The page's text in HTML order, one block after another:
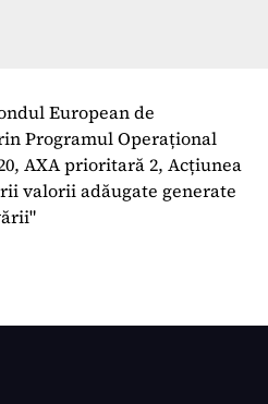
European de
Programul Operațional
AXA prioritară 2, Acțiunea
valorii adăugate generate